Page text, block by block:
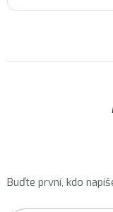
Buďte první, kdo